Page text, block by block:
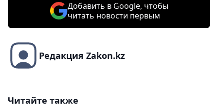
Добавить в Google, чтобы
читать новости первым
Редакция Zakon.kz
Читайте также